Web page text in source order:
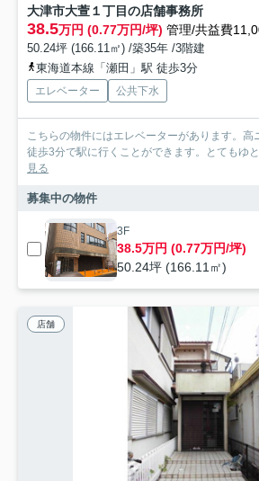
大津市大萱１丁目の店舗事務所
38.5万円 (0.77万円/坪) 管理/共益費
50.24坪 (166.11㎡) /築35年 /3階建
東海道本線「瀬田」駅 徒歩3分
エレベーター 公共下水
こちらの物件にはエレベーターがあります。高
徒歩3分で駅に行くことができます。とてもゆ
見る
募集中の物件
3F
38.5万円 (0.77万円/坪)
50.24坪 (166.11㎡)
店舗